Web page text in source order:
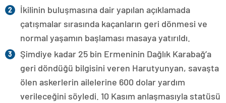
İkilinin buluşmasına dair yapılan açıklamada
çatışmalar sırasında kaçanların geri dönmesi ve
normal yaşamın başlaması masaya yatırıldı.
Şimdiye kadar 25 bin Ermeninin Dağlık Karabağ’a
geri döndüğü bilgisini veren Harutyunyan, savaşta
ölen askerlerin ailelerine 600 dolar yardım
verileceğini söyledi. 10 Kasım anlaşmasıyla statüsü